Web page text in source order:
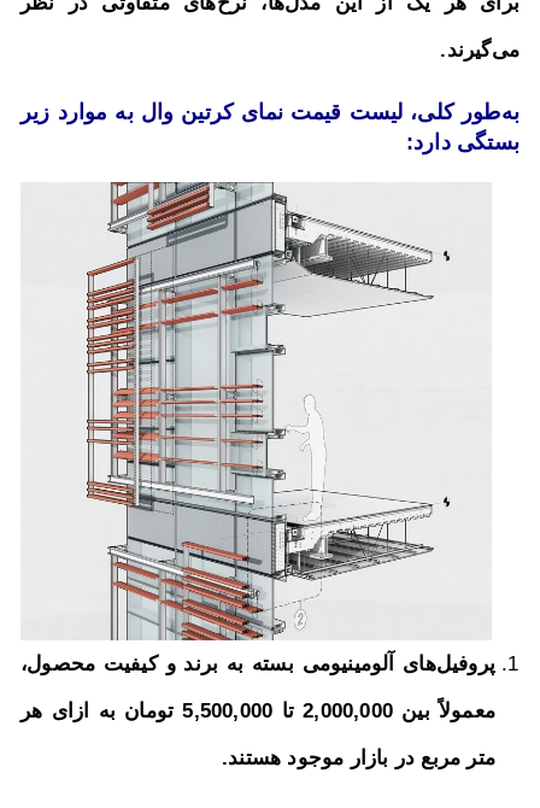
می‌گیرند.
به‌طور کلی، لیست قیمت نمای کرتین وال به موارد زیر
بستگی دارد:
پروفیل‌های آلومینیومی بسته به برند و کیفیت محصول،
معمولاً بین 2,000,000 تا 5,500,000 تومان به ازای هر
متر مربع در بازار موجود هستند.